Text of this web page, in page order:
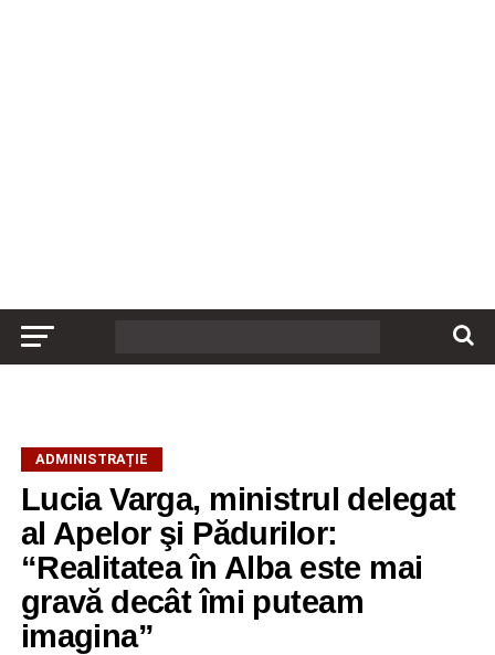
ADMINISTRAȚIE
Lucia Varga, ministrul delegat
al Apelor şi Pădurilor:
“Realitatea în Alba este mai
gravă decât îmi puteam
imagina”